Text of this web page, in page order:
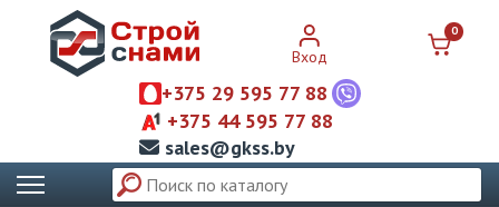
+375 29 595 77 88
+375 44 595 77 88
sales@gkss.by
Вход
0